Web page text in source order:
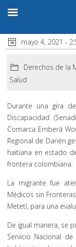
mayo 4, 2021 -
Derechos de la
Salud
Durante una gira
Discapacidad
Comarca Emberá
Regional de Darién
haitiana en estado
frontera colombiana.
La migrante fue
Médicos sin
Metetí, para una
De igual manera, se
Servicio Nacional